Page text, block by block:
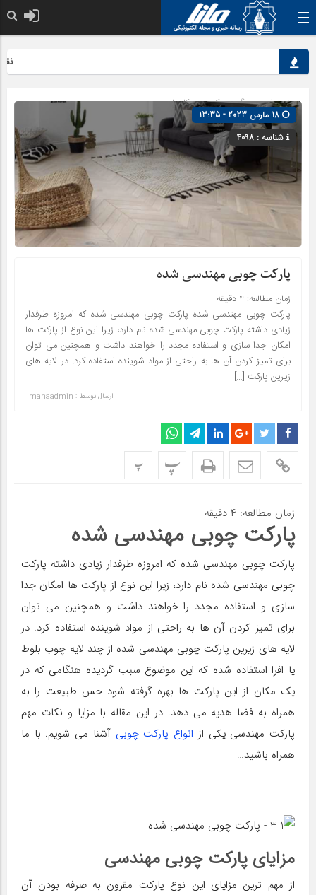
نقش
صفحه اصلی» گروه »کسب و کارها
شناسه : 4098
پارکت چوبی مهندسی شده
زمان مطالعه: ۴ دقیقه
پارکت چوبی مهندسی شده پارکت چوبی مهندسی شده که امروزه طرفدار
زیادی داشته پارکت چوبی مهندسی شده نام دارد، زیرا این نوع از پارکت ها
امکان جدا سازی و استفاده مجدد را خواهند داشت و همچنین می توان
برای تمیز کردن آن ها به راحتی از مواد شوینده استفاده کرد. در لایه های
زیرین پارکت […]
ارسال توسط : manaadmin
پ پ
زمان مطالعه: ۴ دقیقه
پارکت چوبی مهندسی شده
پارکت چوبی مهندسی شده که امروزه طرفدار زیادی داشته پارکت
چوبی مهندسی شده نام دارد، زیرا این نوع از پارکت ها امکان جدا
سازی و استفاده مجدد را خواهند داشت و همچنین می توان
برای تمیز کردن آن ها به راحتی از مواد شوینده استفاده کرد. در
لایه های زیرین پارکت چوبی مهندسی شده از چند لایه چوب بلوط
یا افرا استفاده شده که این موضوع سبب گردیده هنگامی که در
یک مکان از این پارکت ها بهره گرفته شود حس طبیعت را به
همراه به فضا هدیه می دهد. در این مقاله با مزایا و نکات مهم
پارکت مهندسی یکی از انواع پارکت چوبی آشنا می شویم. با ما
همراه باشید…
مزایای پارکت چوبی مهندسی
از مهم‌ ترین مزایای این نوع پارکت مقرون به صرفه بودن آن